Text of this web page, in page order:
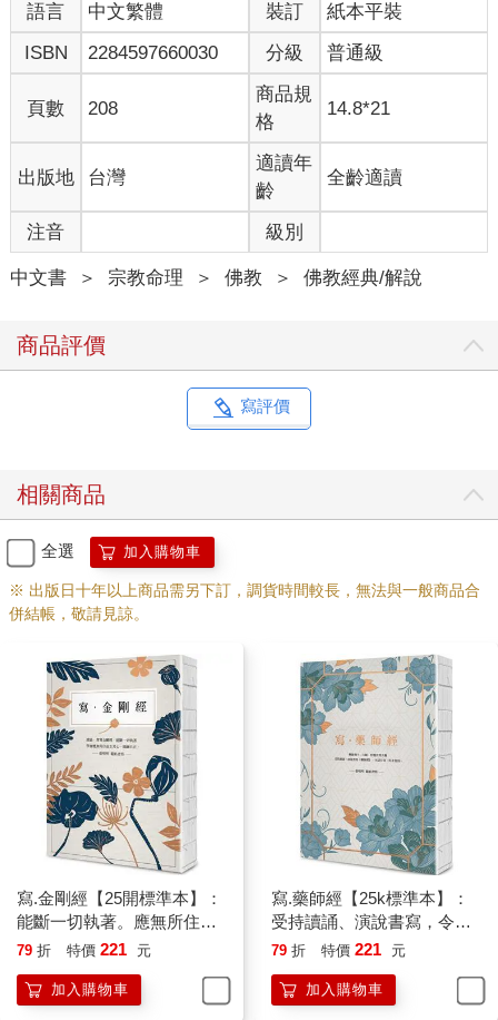
語言 中文繁體 裝訂
紙本平裝
ISBN
2284597660030 分級 普通級
頁數 208
商品規
格
14.8*21
出版地 台灣
適讀年
齡
全齡適讀
注音 級別
中文書 ＞ 宗教命理 ＞ 佛教 ＞ 佛教經典/解說
商品評價
寫評價
相關商品
全選 加入購物車
※ 出版日十年以上商品需另下訂，調貨時間較長，無法與一般商品合
併結帳，敬請見諒。
寫.金剛經【25開標準本】：
能斷一切執著。應無所住而
生其心，圓融自在。
79 折 特價 221 元
加入購物車
寫.藥師經【25k標準本】：
受持讀誦、演說書寫，令諸
有情，所求皆得
79 折 特價 221 元
加入購物車